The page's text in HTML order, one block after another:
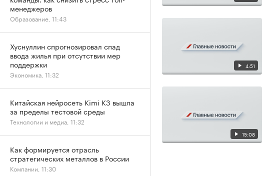
4:51
15:08
менеджеров
Образование, 11:43
Хуснуллин спрогнозировал спад
ввода жилья при отсутствии мер
поддержки
Экономика, 11:32
Китайская нейросеть Kimi K3 вышла
за пределы тестовой среды
Технологии и медиа, 11:32
Как формируется отрасль
стратегических металлов в России
Компании, 11:30